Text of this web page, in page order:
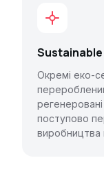
Окремі еко-
поступово
виробництва